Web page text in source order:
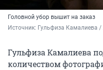
Головной убор вышит на заказ
Источник: Гульфиза Камалиева
Гульфиза Камалиева
количеством